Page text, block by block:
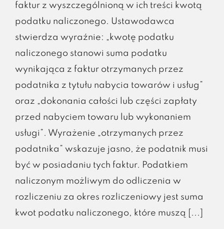
faktur z wyszczególnioną w ich treści kwotą
podatku naliczonego. Ustawodawca
stwierdza wyraźnie: „kwotę podatku
naliczonego stanowi suma podatku
wynikająca z faktur otrzymanych przez
podatnika z tytułu nabycia towarów i usług”
oraz „dokonania całości lub części zapłaty
przed nabyciem towaru lub wykonaniem
usługi”. Wyrażenie „otrzymanych przez
podatnika” wskazuje jasno, że podatnik musi
być w posiadaniu tych faktur. Podatkiem
naliczonym możliwym do odliczenia w
rozliczeniu za okres rozliczeniowy jest suma
kwot podatku naliczonego, które muszą [...]